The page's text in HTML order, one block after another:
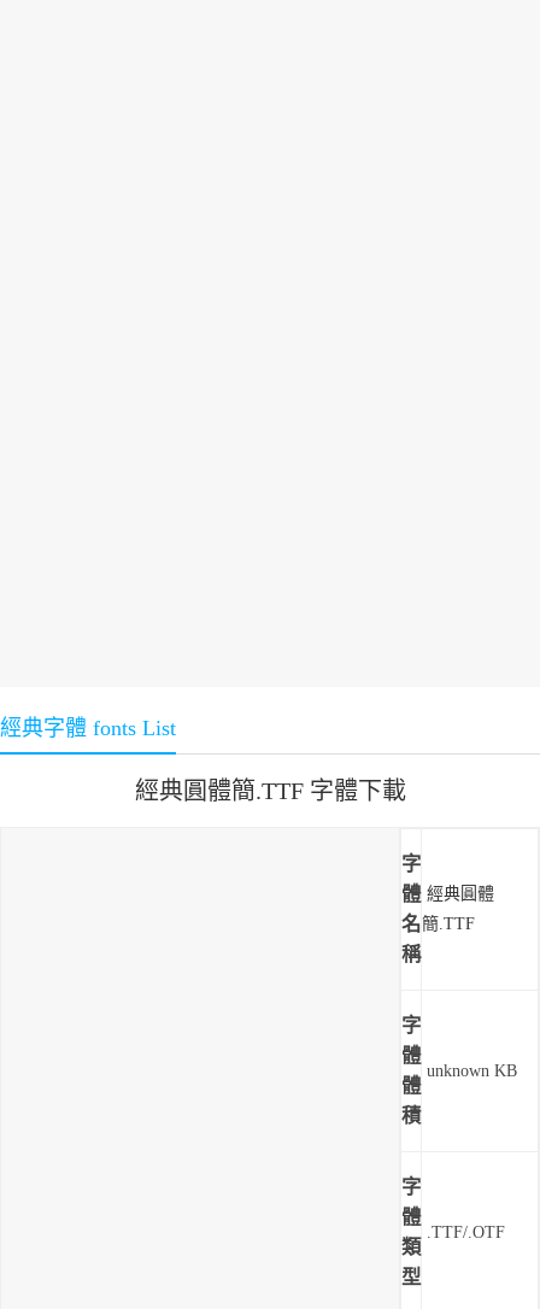
經典字體 fonts List
經典圓體簡.TTF 字體下載
字
體
名
稱
經典圓體
簡.TTF
字
體
體
積
unknown KB
字
體
類
型
.TTF/.OTF